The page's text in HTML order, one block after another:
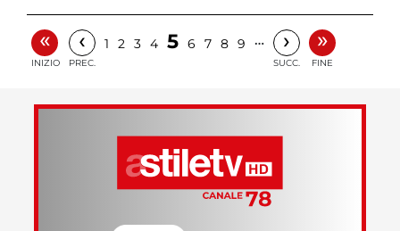
«
INIZIO
‹
PREC.
1 2 3 4 5 6 7 8 9 … ›
SUCC.
»
FINE